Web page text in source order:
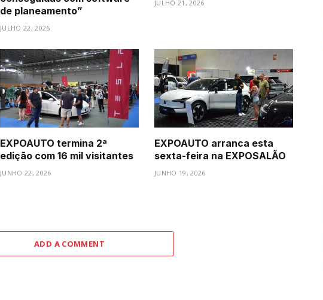
de planeamento”
JULHO 22, 2026
JULHO 21, 2026
EXPOAUTO termina 2ª
edição com 16 mil visitantes
JUNHO 22, 2026
EXPOAUTO arranca esta
sexta-feira na EXPOSALÃO
JUNHO 19, 2026
ADD A COMMENT